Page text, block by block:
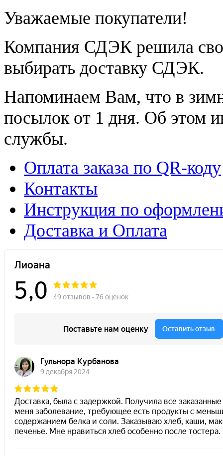
Уважаемые покупатели!
Компания СДЭК решила
выбирать доставку СДЭК.
Напоминаем Вам, что в
посылок от 1 дня. Об этом
службы.
Оплата заказа по QR-коду
Контакты
Инструкция по
Доставка и Оплата